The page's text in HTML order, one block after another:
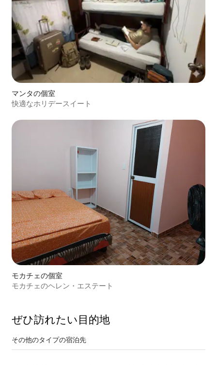
マンタの個室
快適なホリデースイート
モカチェの個室
モカチェのヘレン・エステート
ぜひ訪⁠れ⁠た⁠い目⁠的⁠地
その他のタ⁠イ⁠プ⁠の宿⁠泊⁠先